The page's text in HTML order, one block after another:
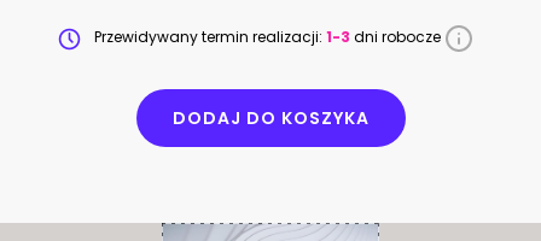
Przewidywany termin realizacji: 1-3 dni robocze
DODAJ DO KOSZYKA